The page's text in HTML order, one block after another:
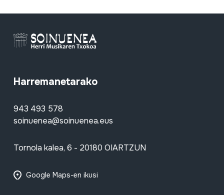
Harremanetarako
943 493 578
soinuenea@soinuenea.eus
Tornola kalea, 6 - 20180 OIARTZUN
Google Maps-en ikusi